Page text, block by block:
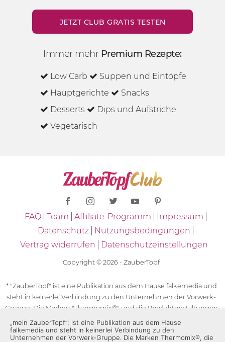
JETZT CLUB GRATIS TESTEN
Immer mehr Premium Rezepte:
Low Carb
Suppen und Eintöpfe
Hauptgerichte
Snacks
Desserts
Dips und Aufstriche
Vegetarisch
FAQ Team Affiliate-Programm
Impressum
Datenschutz
Nutzungsbedingungen
Vertrag widerrufen
Datenschutzeinstellungen
Copyright © 2026 - ZauberTopf
* "ZauberTopf" ist eine Publikation aus dem Hause falkemedia und
steht in keinerlei Verbindung zu den Unternehmen der Vorwerk-
Gruppe. Die Marken "Thermomix®" und die Produktgestaltungen
des "Thermomix®" sind eingetragene Marken der Unternehmen
der Vorwerk-Gruppe. Die Marken Thermomix®, die Zeichen TM5®,
„mein ZauberTopf”; ist eine Publikation aus dem Hause
falkemedia und steht in keinerlei Verbindung zu den
Unternehmen der Vorwerk-Gruppe. Die Marken Thermomix®, die